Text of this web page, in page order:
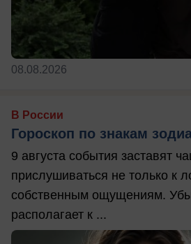
08.08.2026
В России
Гороскоп по знакам
9 августа события заставят
прислушиваться не только к
собственным ощущениям.
располагает к ...